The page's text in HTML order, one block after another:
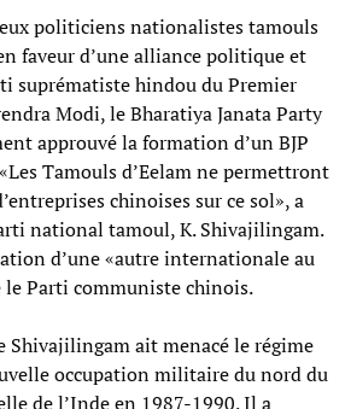
politiciens nationalistes tamouls
faveur d’une alliance politique et
suprématiste hindou du Premier
Modi, le Bharatiya Janata Party
approuvé la formation d’un BJP
Tamouls d’Eelam ne permettront
chinoises sur ce sol», a
national tamoul, K. Shivajilingam.
d’une «autre internationale au
le Parti communiste chinois.
ait menacé le régime
occupation militaire du nord du
de l’Inde en 1987-1990. Il a